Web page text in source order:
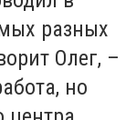
разных
Олег, –
но